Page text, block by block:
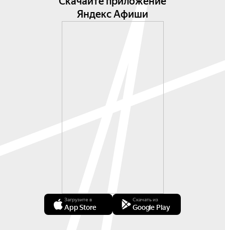
Яндекс Афиши
Загрузите в
App Store
Скачать из
Google Play